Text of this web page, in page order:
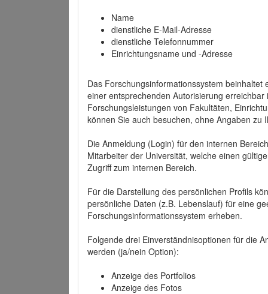
Name
dienstliche E-Mail-Adresse
dienstliche Telefonnummer
Einrichtungsname und -Adresse
Das Forschungsinformationssystem beinhaltet
einer entsprechenden Autorisierung
Forschungsleistungen von Fakultäten,
können Sie auch besuchen, ohne Angaben zu
Die Anmeldung (Login) für den internen
Mitarbeiter der Universität, welche einen
Zugriff zum internen Bereich.
Für die Darstellung des persönlichen Profils
persönliche Daten (z.B. Lebenslauf) für eine
Forschungsinformationssystem erheben.
Folgende drei Einverständnisoptionen für die
werden (ja/nein Option):
Anzeige des Portfolios
Anzeige des Fotos